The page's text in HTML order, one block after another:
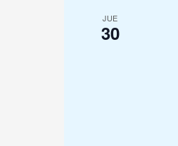
JUE
30